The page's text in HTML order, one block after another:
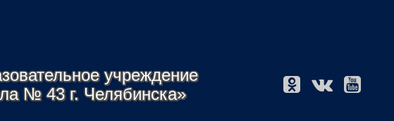
учреждение
№ 43 г. Челябинска»